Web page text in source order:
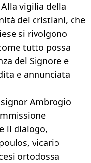
vigilia della
dei cristiani, che
si rivolgono
tutto possa
del Signore e
e annunciata
Ambrogio
il dialogo,
vicario
ortodossa